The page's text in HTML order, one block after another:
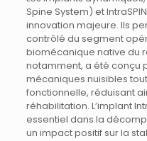
Spine System) et
innovation majeure. Ils
contrôlé du segment
biomécanique native du
notamment, a été conçu
mécaniques nuisibles
fonctionnelle, réduisant
réhabilitation. L’implant
essentiel dans la
un impact positif sur la